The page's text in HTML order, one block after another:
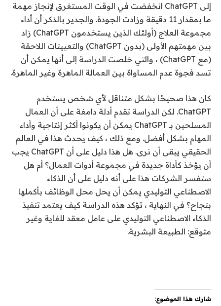
إلى ChatGPT انخفضت في الوقت المستغرق لإنجاز مهمة
ما بمقدار 11 دقيقة وزادت الجودة. والجدير بالذكر أن أداء
مجموعة العلاج (أولئك الذين يستخدمون ChatGPT) زاد
بين مهمتهم الأولى (بدون ChatGPT) والتعيينات اللاحقة
(مع ChatGPT) ، والتي خلصت الدراسة إلى أنها يمكن أن
تسد فجوة عدم المساواة بين العمالة الماهرة وغير الماهرة.
كان هذا صحيحًا بشكل متناقل لأي شخص يستخدم
ChatGPT. لكن الدراسة تقدم أدلة دامغة على أن العمال
المسلحين بـ ChatGPT يمكن أن يكونوا أكثر إنتاجية وأداء
المهام بشكل أفضل. ومع ذلك ، كيف يحدث هذا في العالم
الحقيقي يبقى أن نرى. هل هذا دليل على أن ChatGPT يجب
أن يؤخذ كأداة جديدة في مجموعة أدوات العمال؟ أم هل
ستفسر الشركات هذا على أنه دليل على أن الذكاء
الاصطناعي التوليدي يمكن أن يحل محل الوظائف بأكملها
بنجاح؟ في النهاية ، تؤكد هذه الدراسة كيف يعتمد تنفيذ
الذكاء الاصطناعي التوليدي على عامل معقد للغاية وغير
متوقع: الطبيعة البشرية.
شارك هذا الموضوع: